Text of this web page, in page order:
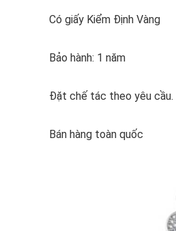
Có giấy Kiểm Định Vàng
Bảo hành: 1 năm
Đặt chế tác theo yêu cầu.
Bán hàng toàn quốc